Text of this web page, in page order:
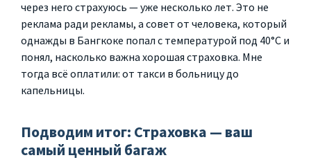
через него страхуюсь — уже несколько лет. Это не
реклама ради рекламы, а совет от человека, который
однажды в Бангкоке попал с температурой под 40°C и
понял, насколько важна хорошая страховка. Мне
тогда всё оплатили: от такси в больницу до
капельницы.
Подводим итог: Страховка — ваш
самый ценный багаж